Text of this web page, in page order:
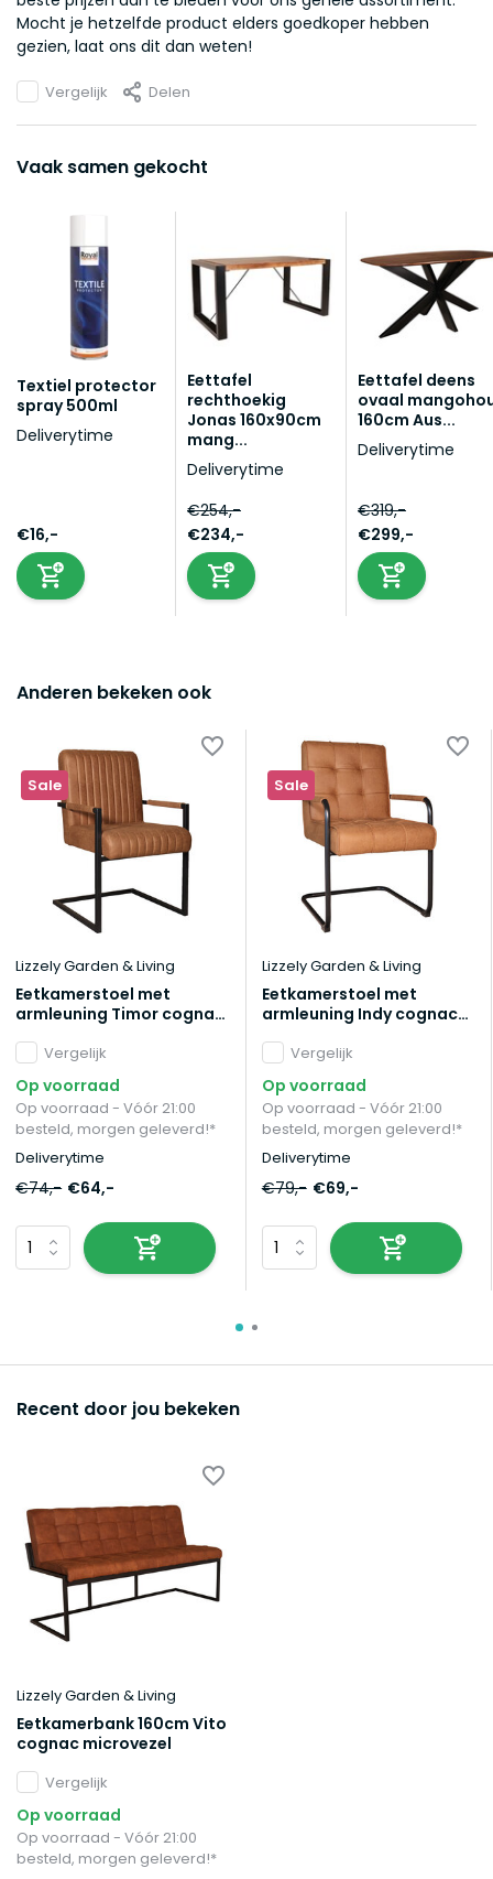
Mocht je hetzelfde product elders goedkoper hebben
gezien, laat ons dit dan weten!
Vergelijk Delen
Vaak samen gekocht
Textiel protector
spray 500ml
Deliverytime
€16,-
Eettafel
rechthoekig
Jonas 160x90cm
mang...
Deliverytime
€254,-
€234,-
Eettafel deens
ovaal
160cm Aus...
Deliverytime
€319,-
€299,-
Anderen bekeken ook
Sale
Lizzely Garden & Living
Eetkamerstoel met
armleuning Timor cognac
Vergelijk
Op voorraad
Op voorraad - Vóór 21:00
besteld, morgen geleverd!*
Deliverytime
€74,- €64,-
Sale
Lizzely Garden & Living
Eetkamerstoel met
armleuning Indy cognac
Vergelijk
Op voorraad
Op voorraad - Vóór 21:00
besteld, morgen geleverd!*
Deliverytime
€79,- €69,-
Recent door jou bekeken
Lizzely Garden & Living
Eetkamerbank 160cm Vito
cognac microvezel
Vergelijk
Op voorraad
Op voorraad - Vóór 21:00
besteld, morgen geleverd!*